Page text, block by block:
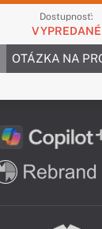
Dostupnosť:
VYPREDANÉ
OTÁZKA NA